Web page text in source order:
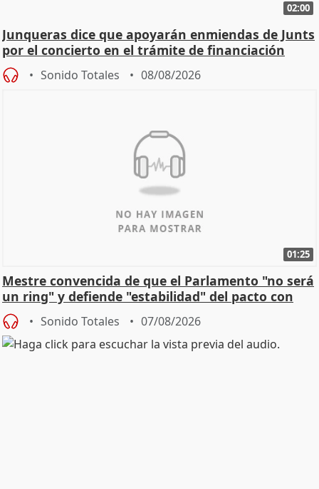
02:00
Junqueras dice que apoyarán enmiendas de Junts
por el concierto en el trámite de financiación
Sonido Totales 08/08/2026
01:25
Mestre convencida de que el Parlamento "no será
un ring" y defiende "estabilidad" del pacto con
Vox
Sonido Totales 07/08/2026